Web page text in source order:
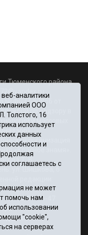
Тюменского района.
№ ФС77-67956 от
по надзору в
и массовых
организация
«Красное знамя».
Т. В.
ул. Шишкова, 6
редакции:
56-73, 69-56-47
аналитики
ООО
Толстого, 16
использует
данных
и
соглашаетесь с
не может
помочь нам
использовании
"cookie",
на серверах